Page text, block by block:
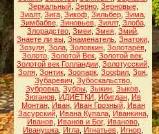
Зеркальный, Зерно, Зерновые,
Зиалт, Зига Зикоф Зильбер Зима
Зимбабве, Зиновьев, Зиялт, Злоба,
Злорадство Змеи Змея Змий
Знаете ли вы Знаменатель Знатоки
Зозуля Зола Золовкин Золотарёв
Золото Золотой Век Золотой век
Золотой век Голландии Золотусский
Золя Зонтик Зоопарк Зоофил Зоя
Зубаревич Зубоскальство,
Зубровка Зубры Зыкин Зыков
Зюганов ИДИЁТКИ Ибигдан Ив
Монтан, Иван, Иван Грозный, Иван
Засурский, Ивана Купала, Иванкина,
Иванов, Иванов и Бог, Иваново,
Иванушка Игла Игнатьев Игнор